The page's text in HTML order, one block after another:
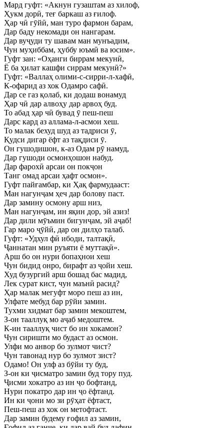
Мард гуфт: «Акнун гузаштам аз хилоф,
Ҳукм дорӣ, теғ баркаш аз ғилоф.
Ҳар чӣ гӯйӣ, ман туро фармон барам,
Дар баду некомади он нангарам.
Дар вуҷуди ту шавам ман мунъадим,
Чун муҳиббам, ҳуббу юъмӣ ва юсим».
Гуфт зан: «Оҳанги биррам мекунӣ,
Ё ба ҳилат кашфи сиррам мекунӣ?»
Гуфт: «Валлаҳ олими-с-сирри-л-хафӣ,
К-офарид аз хок Одамро сафӣ.
Дар се газ қолаб, ки додаш вонамуд
Ҳар чӣ дар алвоҳу дар арвоҳ буд.
То абад ҳар чӣ бувад ӯ пеш-пеш
Дарс кард аз аллама-л-асмои хеш.
То малак бехуд шуд аз тадриси ӯ,
Қудси дигар ёфт аз тақдиси ӯ.
Он гушодишон, к-аз Одам рӯ намуд,
Дар гушоди осмонҳошон набуд.
Дар фарохӣ арсаи он покҷон
Танг омад арсаи ҳафт осмон».
Гуфт пайғамбар, ки Ҳақ фармудааст:
Ман нагунҷам ҳеч дар болову паст.
Дар замину осмону арш низ,
Ман нагунҷам, ин яқин дор, эй азиз!
Дар дили мӯъмин бигунҷам, эй аҷаб!
Гар маро ҷӯйӣ, дар он дилҳо талаб.
Гуфт: «Удхул фӣ ибоди, талтақӣ,
Ҷаннатан мин руъяти ё муттақӣ».
Арш бо он нури бопаҳнои хеш
Чун бидид онро, бирафт аз ҷойи хеш.
Худ бузургий арш бошад бас мадид,
Лек сурат кист, чун маънӣ расид?
Ҳар малак мегуфт моро пеш аз ин,
Улфате мебуд бар рӯйи замин.
Тухми хидмат бар замин мекоштем,
З-он тааллуқ мо аҷаб медоштем.
К-ин тааллуқ чист бо ин хокамон?
Чун сиришти мо будаст аз осмон.
Улфи мо анвор бо зулмот чист?
Чун тавонад нур бо зулмот зист?
Одамо! Он улф аз бӯйи ту буд,
З-он ки ҷисматро замин буд тору пуд.
Ҷисми хокатро аз ин ҷо бофтанд,
Нури покатро дар ин ҷо ёфтанд.
Ин ки ҷони мо зи рӯҳат ёфтаст,
Пеш-пеш аз хок он метофтаст.
Дар замин будему ғофил аз замин,